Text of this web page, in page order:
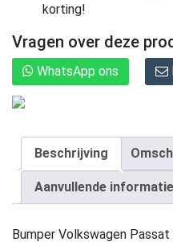
korting!
Vragen over deze
WhatsApp ons
Beschrijving
Aanvullende informatie
Bumper Volkswagen